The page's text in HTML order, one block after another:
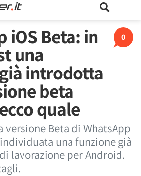
0
iOS Beta: in
una
introdotta
beta
quale
Beta di WhatsApp
una funzione già
lavorazione per Android.